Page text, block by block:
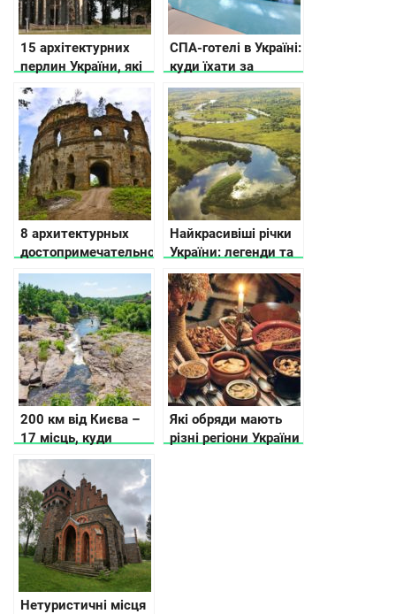
15 архітектурних
перлин України, які
ще можна
врятувати (фото)
СПА-готелі в Україні:
куди їхати за
релаксом
8 архитектурных
достопримечательностей
Украины, которые
находятся на грани
исчезновения
Найкрасивіші річки
України: легенди та
історії
200 км від Києва –
17 місць, куди
можна поїхати
Які обряди мають
різні регіони України
Нетуристичні місця